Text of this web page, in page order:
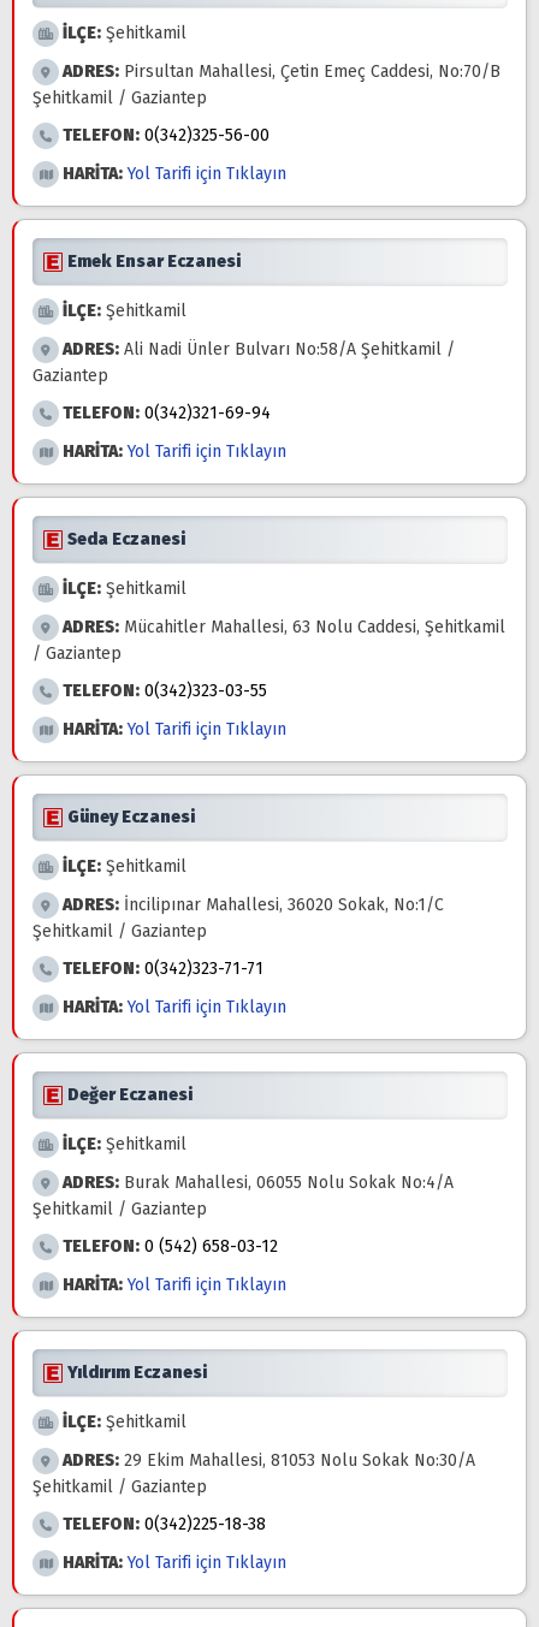
İLÇE: Şehitkamil
ADRES: Pirsultan Mahallesi, Çetin Emeç Caddesi, No:70/B
Şehitkamil / Gaziantep
TELEFON: 0(342)325-56-00
HARİTA: Yol Tarifi için Tıklayın
Emek Ensar Eczanesi
İLÇE: Şehitkamil
ADRES: Ali Nadi Ünler Bulvarı No:58/A Şehitkamil /
Gaziantep
TELEFON: 0(342)321-69-94
HARİTA: Yol Tarifi için Tıklayın
Seda Eczanesi
İLÇE: Şehitkamil
ADRES: Mücahitler Mahallesi, 63 Nolu Caddesi, Şehitkamil
/ Gaziantep
TELEFON: 0(342)323-03-55
HARİTA: Yol Tarifi için Tıklayın
Güney Eczanesi
İLÇE: Şehitkamil
ADRES: İncilipınar Mahallesi, 36020 Sokak, No:1/C
Şehitkamil / Gaziantep
TELEFON: 0(342)323-71-71
HARİTA: Yol Tarifi için Tıklayın
Değer Eczanesi
İLÇE: Şehitkamil
ADRES: Burak Mahallesi, 06055 Nolu Sokak No:4/A
Şehitkamil / Gaziantep
TELEFON: 0 (542) 658-03-12
HARİTA: Yol Tarifi için Tıklayın
Yıldırım Eczanesi
İLÇE: Şehitkamil
ADRES: 29 Ekim Mahallesi, 81053 Nolu Sokak No:30/A
Şehitkamil / Gaziantep
TELEFON: 0(342)225-18-38
HARİTA: Yol Tarifi için Tıklayın